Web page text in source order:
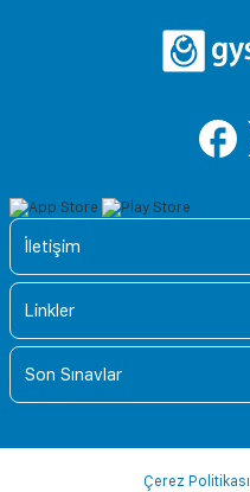
İletişim
Linkler
Son Sınavlar
Çerez Politikası